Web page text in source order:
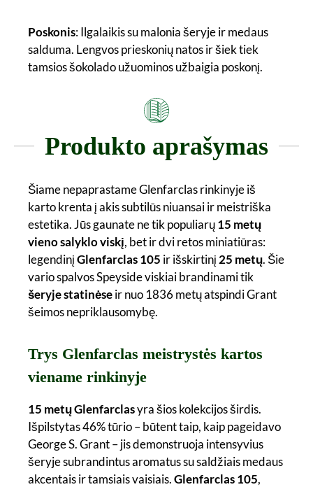
Poskonis: Ilgalaikis su malonia šeryje ir medaus
salduma. Lengvos prieskonių natos ir šiek tiek
tamsios šokolado užuominos užbaigia poskonį.
Produkto aprašymas
Šiame nepaprastame Glenfarclas rinkinyje iš
karto krenta į akis subtilūs niuansai ir meistriška
estetika. Jūs gaunate ne tik populiarų15 metų
vieno salyklo viskį, bet ir dvi retos miniatiūras:
legendinįGlenfarclas 105 ir išskirtinį 25 metų. Šie
vario spalvos Speyside viskiai brandinami tik
šeryje statinėseir nuo 1836 metų atspindi Grant
šeimos nepriklausomybę.
Trys Glenfarclas meistrystės kartos
viename rinkinyje
15 metų Glenfarclasyra šios kolekcijos širdis.
Išpilstytas 46% tūrio – būtent taip, kaip pageidavo
George S. Grant – jis demonstruoja intensyvius
šeryje subrandintus aromatus su saldžiais medaus
akcentais ir tamsiais vaisiais.Glenfarclas 105,